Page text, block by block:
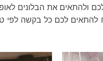
ולהתאים את הבלונים
להתאים לכם כל בקשה לפי